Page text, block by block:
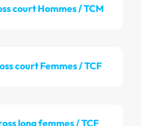
court Hommes / TCM
court Femmes / TCF
long femmes / TCF